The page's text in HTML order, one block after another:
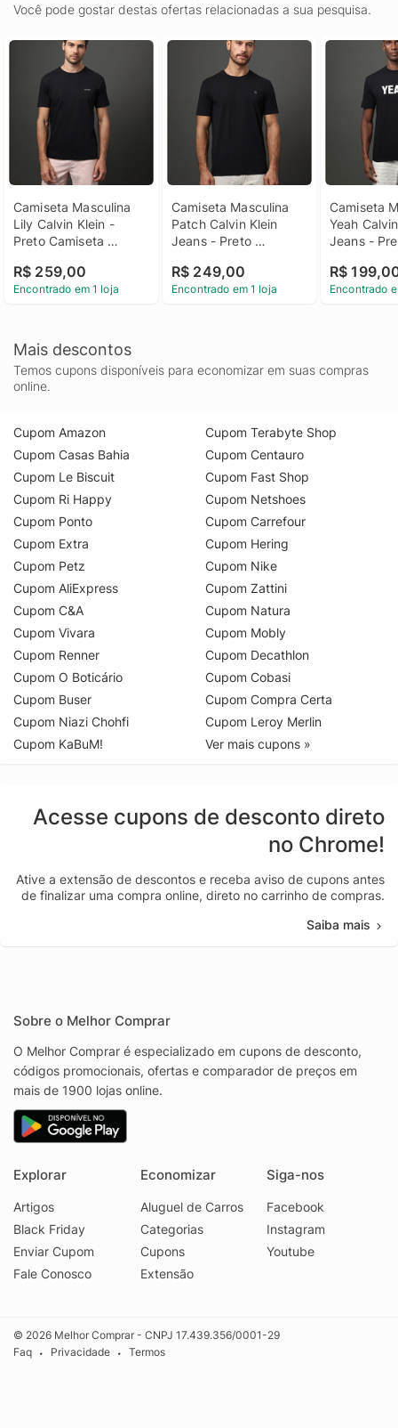
Você pode gostar destas ofertas relacionadas a sua pesquisa.
Camiseta Masculina
Lily Calvin Klein -
Preto Camiseta
Klein Preto p
R$ 259,00
Encontrado em 1 loja
Camiseta Masculina
Patch Calvin Klein
Jeans - Preto
Patch Calvin Klein
Jeans Preto Pp
R$ 249,00
Encontrado em 1 loja
Camiseta
Yeah
Jeans -
Yeah
Jeans
R$
Encontrado
Mais descontos
Temos cupons disponíveis para economizar em suas compras
online.
Cupom Amazon
Cupom Casas Bahia
Cupom Le Biscuit
Cupom Ri Happy
Cupom Ponto
Cupom Extra
Cupom Petz
Cupom AliExpress
Cupom C&A
Cupom Vivara
Cupom Renner
Cupom O Boticário
Cupom Buser
Cupom Niazi Chohfi
Cupom KaBuM!
Cupom Terabyte Shop
Cupom Centauro
Cupom Fast Shop
Cupom Netshoes
Cupom Carrefour
Cupom Hering
Cupom Nike
Cupom Zattini
Cupom Natura
Cupom Mobly
Cupom Decathlon
Cupom Cobasi
Cupom Compra Certa
Cupom Leroy Merlin
Ver mais cupons »
Acesse cupons de desconto direto
no Chrome!
Ative a extensão de descontos e receba aviso de cupons antes
de finalizar uma compra online, direto no carrinho de compras.
Saiba mais
Sobre o Melhor Comprar
O Melhor Comprar é especializado em cupons de desconto,
códigos promocionais, ofertas e comparador de preços em
mais de 1900 lojas online.
Explorar
Artigos
Black Friday
Enviar Cupom
Fale Conosco
Economizar
Aluguel de Carros
Categorias
Cupons
Extensão
Siga-nos
Facebook
Instagram
Youtube
© 2026 Melhor Comprar - CNPJ 17.439.356/0001-29
Faq
• Privacidade • Termos